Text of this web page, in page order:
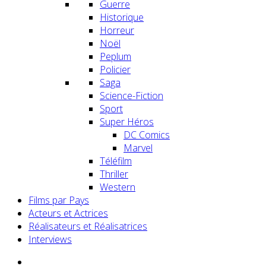
Guerre
Historique
Horreur
Noël
Peplum
Policier
Saga
Science-Fiction
Sport
Super Héros
DC Comics
Marvel
Téléfilm
Thriller
Western
Films par Pays
Acteurs et Actrices
Réalisateurs et Réalisatrices
Interviews